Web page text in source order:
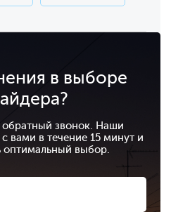
в выборе
обратный звонок. Наши
вами в течение 15 минут и
оптимальный выбор.